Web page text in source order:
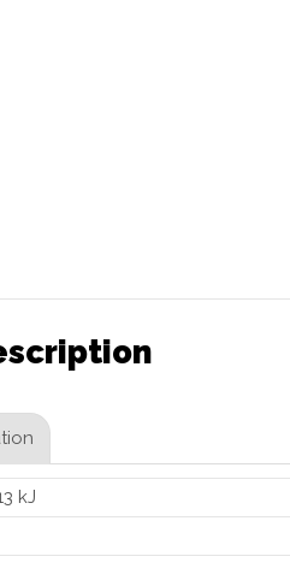
kJ